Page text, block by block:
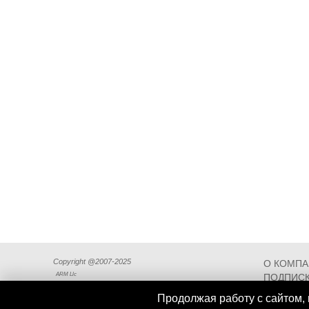
Продолжая работу с
Copyright @2007-2025
ARM Llc
О
СХЕМА